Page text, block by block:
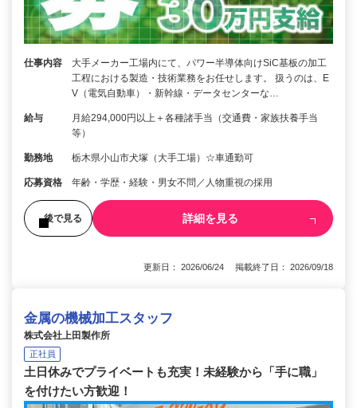
仕事内容
大手メーカー工場内にて、パワー半導体向けSiC基板の加工
工程における製造・技術業務をお任せします。 扱うのは、E
V（電気自動車）・新幹線・データセンターな…
給与
月給294,000円以上＋各種諸手当（交通費・家族扶養手当
等）
勤務地 栃木県小山市犬塚（大手工場）☆車通勤可
応募資格 年齢・学歴・経験・男⼥不問／⼈物重視の採⽤
後で見る 詳細を見る
更新日： 2026/06/24 掲載終了日： 2026/09/18
金属の機械加工スタッフ
株式会社上田製作所
正社員
土日休みでプライベートも充実！未経験から「手に職」
を付けたい方歓迎！